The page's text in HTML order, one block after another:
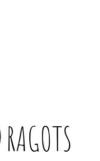
RAGOTS